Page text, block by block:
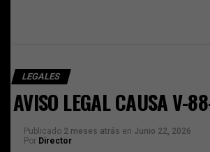
LEGALES
AVISO LEGAL CAUSA V-
Publicado 2 meses atrás en Junio 22, 2026
Por Director